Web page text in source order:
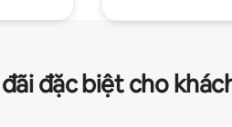
đặc biệt cho